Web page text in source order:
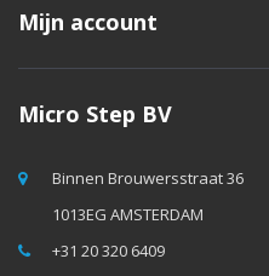
Mijn account
Micro Step BV
Binnen Brouwersstraat 36
1013EG AMSTERDAM
+31 20 320 6409